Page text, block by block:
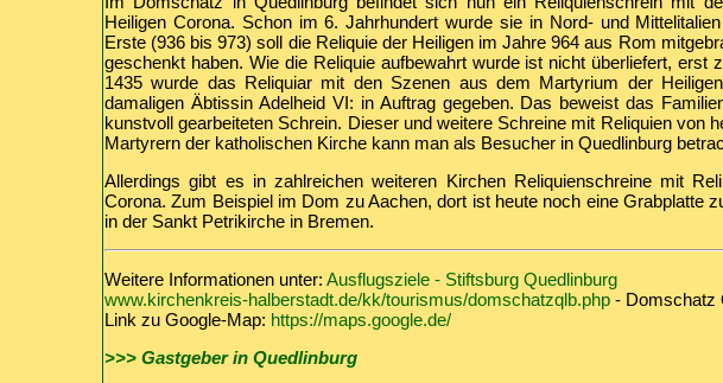
Heiligen Corona. Schon im 6. Jahrhundert wurde sie in Nord- und
Erste (936 bis 973) soll die Reliquie der Heiligen im Jahre 964 aus Rom
geschenkt haben. Wie die Reliquie aufbewahrt wurde ist nicht überliefert, erst
1435 wurde das Reliquiar mit den Szenen aus dem Martyrium der
damaligen Äbtissin Adelheid VI: in Auftrag gegeben. Das beweist das
kunstvoll gearbeiteten Schrein. Dieser und weitere Schreine mit Reliquien von
Martyrern der katholischen Kirche kann man als Besucher in Quedlinburg
Allerdings gibt es in zahlreichen weiteren Kirchen Reliquienschreine mit
Corona. Zum Beispiel im Dom zu Aachen, dort ist heute noch eine Grabplatte
in der Sankt Petrikirche in Bremen.
Weitere Informationen unter: Ausflugsziele - Stiftsburg Quedlinburg
www.kirchenkreis-halberstadt.de/kk/tourismus/domschatzqlb.php - Domschatz
Link zu Google-Map: https://maps.google.de/
>>> Gastgeber in Quedlinburg